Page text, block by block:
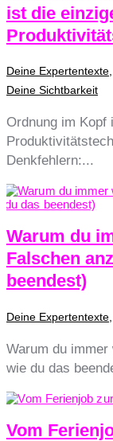
ist die
Deine Expertentexte
Deine Sichtbarkeit
Ordnung im Kopf
Denkfehlern:...
Warum du
Falschen
beendest)
Deine Expertentexte
Warum du
wie du das
Vom